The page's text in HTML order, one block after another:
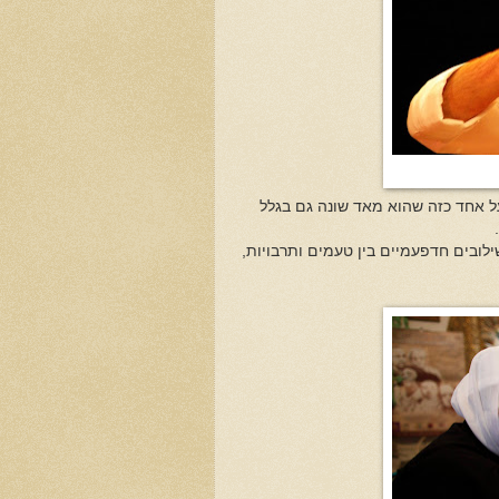
אחד כזה שהוא מאד שונה גם בגלל
כולל שילובים חדפעמיים בין טעמים ותרבויות,